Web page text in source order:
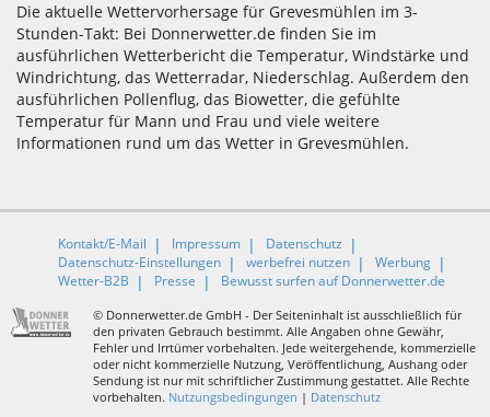
Die aktuelle Wettervorhersage für Grevesmühlen im 3-
Stunden-Takt: Bei Donnerwetter.de finden Sie im
ausführlichen Wetterbericht die Temperatur, Windstärke und
Windrichtung, das Wetterradar, Niederschlag. Außerdem den
ausführlichen Pollenflug, das Biowetter, die gefühlte
Temperatur für Mann und Frau und viele weitere
Informationen rund um das Wetter in Grevesmühlen.
Kontakt/E-Mail Impressum
Datenschutz
Datenschutz-Einstellungen
werbefrei nutzen
Werbung
Wetter-B2B
Presse Bewusst surfen auf Donnerwetter.de
© Donnerwetter.de GmbH - Der Seiteninhalt ist ausschließlich für
den privaten Gebrauch bestimmt. Alle Angaben ohne Gewähr,
Fehler und Irrtümer vorbehalten. Jede weitergehende, kommerzielle
oder nicht kommerzielle Nutzung, Veröffentlichung, Aushang oder
Sendung ist nur mit schriftlicher Zustimmung gestattet. Alle Rechte
vorbehalten. Nutzungsbedingungen | Datenschutz